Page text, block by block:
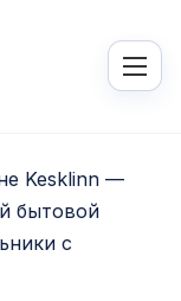
Kesklinn —
бытовой
с